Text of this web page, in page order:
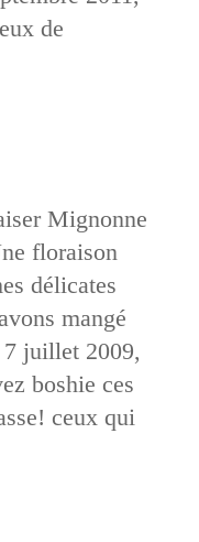
de
Mignonne
floraison
délicates
mangé
juillet 2009,
boshie ces
ceux qui